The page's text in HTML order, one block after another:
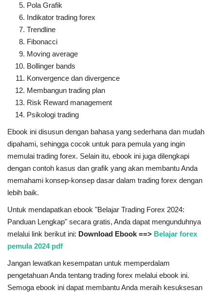
Pola Grafik
Indikator trading forex
Trendline
Fibonacci
Moving average
Bollinger bands
Konvergence dan divergence
Membangun trading plan
Risk Reward management
Psikologi trading
Ebook ini disusun dengan bahasa yang sederhana dan mudah
dipahami, sehingga cocok untuk para pemula yang ingin
memulai trading forex. Selain itu, ebook ini juga dilengkapi
dengan contoh kasus dan grafik yang akan membantu Anda
memahami konsep-konsep dasar dalam trading forex dengan
lebih baik.
Untuk mendapatkan ebook "Belajar Trading Forex 2024:
Panduan Lengkap" secara gratis, Anda dapat mengunduhnya
melalui link berikut ini: Download Ebook ==> Belajar forex
pemula 2024 pdf
Jangan lewatkan kesempatan untuk memperdalam
pengetahuan Anda tentang trading forex melalui ebook ini.
Semoga ebook ini dapat membantu Anda meraih kesuksesan